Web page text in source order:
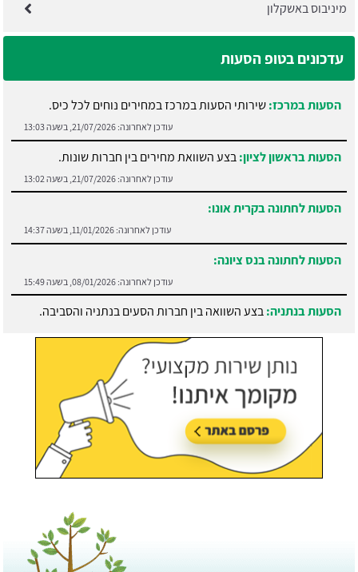
מיניבוס באשקלון
עדכונים בטופ הסעות
הסעות במרכז:שירותי הסעות במרכז במחירים נוחים לכל כיס.
עודכן לאחרונה: 21/07/2026, בשעה 13:03
הסעות בראשון לציון:בצע השוואת מחירים בין חברות שונות.
עודכן לאחרונה: 21/07/2026, בשעה 13:02
הסעות לחתונה בקרית אונו:
עודכן לאחרונה: 11/01/2026, בשעה 14:37
הסעות לחתונה בנס ציונה:
עודכן לאחרונה: 08/01/2026, בשעה 15:49
הסעות בנתניה:בצע השוואה בין חברות הסעים בנתניה והסביבה.